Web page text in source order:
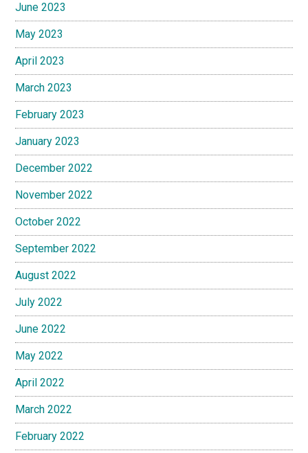
June 2023
May 2023
April 2023
March 2023
February 2023
January 2023
December 2022
November 2022
October 2022
September 2022
August 2022
July 2022
June 2022
May 2022
April 2022
March 2022
February 2022